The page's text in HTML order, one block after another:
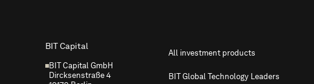
BIT Capital
BIT Capital GmbH
Dircksenstraße 4
All investment products
BIT Global Technology Leaders